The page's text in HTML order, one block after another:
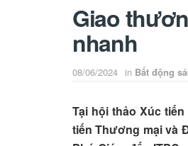
Giao
nhanh
08/06/2024 in Bất động
Tại hội thảo Xúc
tiến Thương mại và